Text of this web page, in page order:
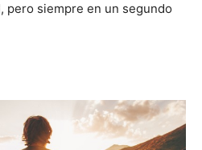
pero siempre en un segundo